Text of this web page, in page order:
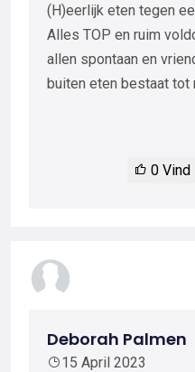
(H)eerlijk eten tegen
Alles TOP en ruim
allen spontaan en
buiten eten bestaat tot
0 Vind
Deborah Palmen
15 April 2023